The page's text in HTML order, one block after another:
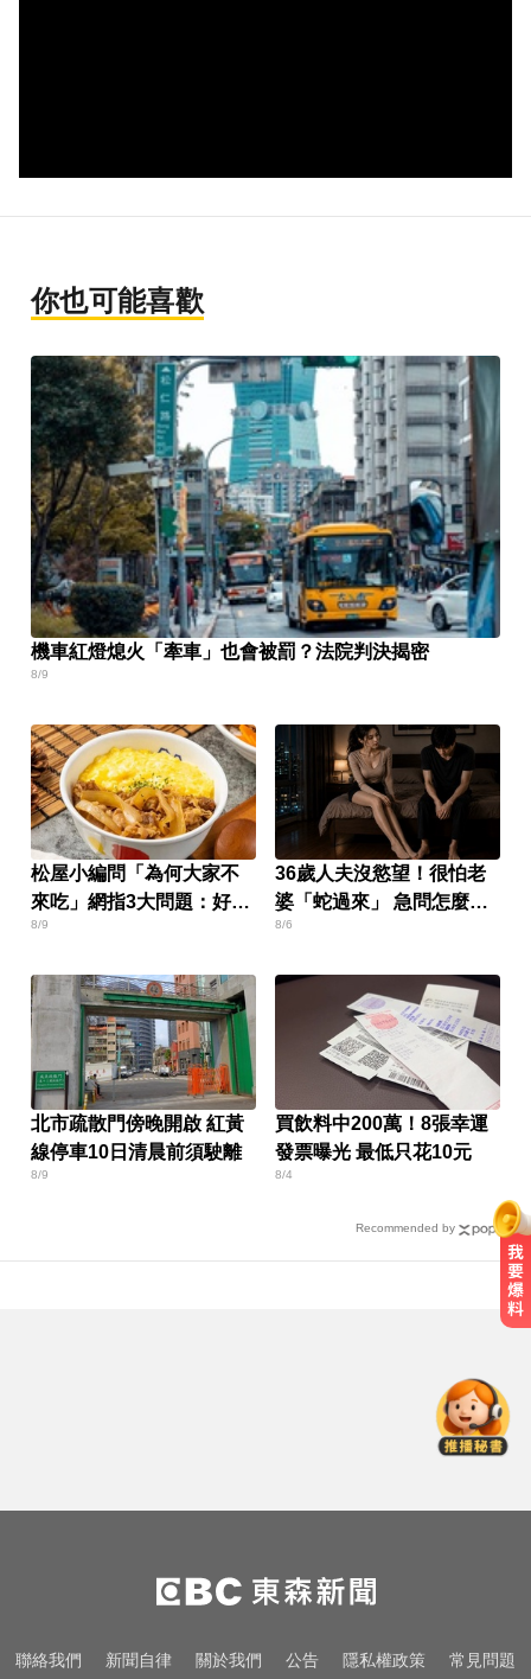
你也可能喜歡
機車紅燈熄火「牽車」也會被罰？法院判決揭密
8/9
松屋小編問「為何大家不
來吃」網指3大問題：好牌
打到爛
8/9
36歲人夫沒慾望！很怕老
婆「蛇過來」 急問怎麼
辦？
8/6
北市疏散門傍晚開啟 紅黃
線停車10日清晨前須駛離
8/9
買飲料中200萬！8張幸運
發票曝光 最低只花10元
8/4
Recommended by
假」 蔣萬安說明了！
里約直升機墜毀 哥倫比亞一家3名
女性罹難
莫名發燒好不了？醫揭精準診斷關
聯絡我們 新聞自律 關於我們 公告 隱私權政策 常見問題